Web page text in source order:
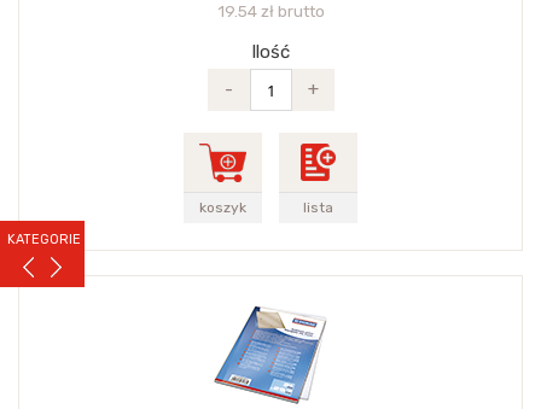
KATEGORIE
19.54 zł brutto
Ilość
-
+
koszyk lista